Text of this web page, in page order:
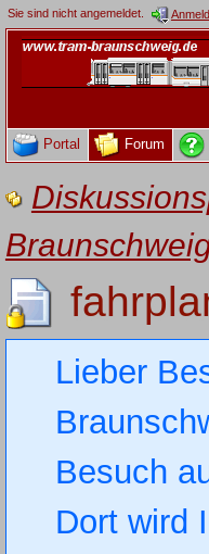
Sie sind nicht angemeldet.
Portal Forum
Lieber
Besuch
Dort wird